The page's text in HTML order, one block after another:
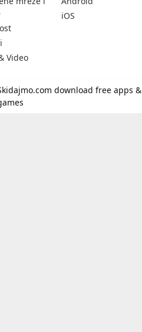
Video
iOS
download free apps &